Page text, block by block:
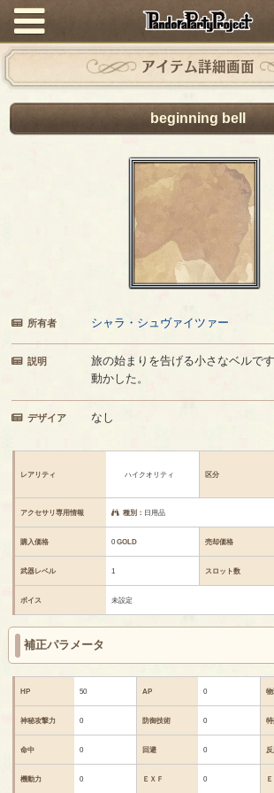
アイテム詳細画面
beginning bell
所有者 シャラ・シュヴァイツァー
説明
旅の始まりを告げる小さなベルで
動かした。
デザイア なし
レアリティ ハイクオリティ 区分
アクセサリ専用情報 種別： 日用品
購入価格 0GOLD 売却価格
武器レベル 1 スロット数
ボイス 未設定
補正パラメータ
HP 50 AP 0
神秘攻撃力 0 防御技術 0
命中 0 回避 0
機動力 0 ＥＸＦ 0